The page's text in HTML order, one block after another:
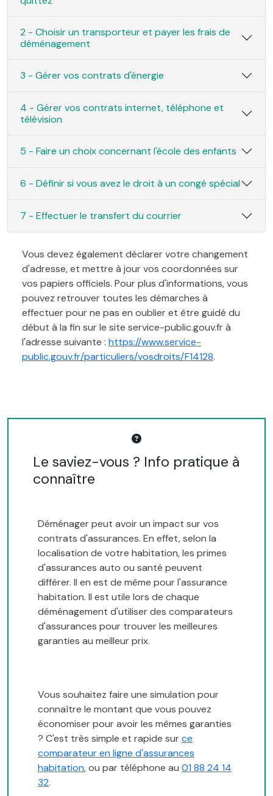
2 - Choisir un transporteur et payer les frais de
déménagement
3 - Gérer vos contrats d'énergie
4 - Gérer vos contrats internet, téléphone et
télévision
5 - Faire un choix concernant l'école des enfants
6 - Définir si vous avez le droit à un congé spécial
7 - Effectuer le transfert du courrier
Vous devez également déclarer votre changement
d'adresse, et mettre à jour vos coordonnées sur
vos papiers officiels. Pour plus d'informations, vous
pouvez retrouver toutes les démarches à
effectuer pour ne pas en oublier et être guidé du
début à la fin sur le site service-public.gouv.fr à
l'adresse suivante : https://www.service-
public.gouv.fr/particuliers/vosdroits/F14128.
Le saviez-vous ? Info pratique à
connaître
Déménager peut avoir un impact sur vos
contrats d'assurances. En effet, selon la
localisation de votre habitation, les primes
d'assurances auto ou santé peuvent
différer. Il en est de même pour l'assurance
habitation. Il est utile lors de chaque
déménagement d'utiliser des comparateurs
d'assurances pour trouver les meilleures
garanties au meilleur prix.
Vous souhaitez faire une simulation pour
connaître le montant que vous pouvez
économiser pour avoir les mêmes garanties
? C'est très simple et rapide surce
comparateur en ligne d'assurances
habitation, ou par téléphone au 01 88 24 14
32.